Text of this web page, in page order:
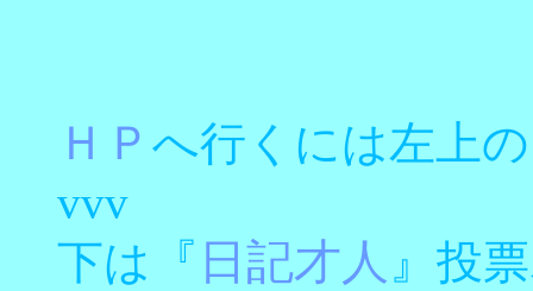
ＨＰ へ行くには左上
vvv
下は
『 日記才人 』 投